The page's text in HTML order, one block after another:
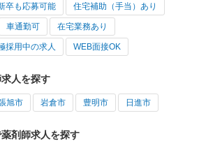
卒も応募可能 住宅補助（手当）あり
車通勤可 在宅業務あり
採用中の求人 WEB面接OK
人を探す
旭市 岩倉市 豊明市 日進市
剤師求人を探す